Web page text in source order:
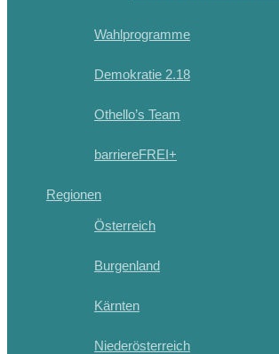
Wahlprogramme
Demokratie 2.18
Othello’s Team
barriereFREI+
Regionen
Österreich
Burgenland
Kärnten
Niederösterreich